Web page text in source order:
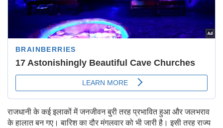
राजधानी के कई इलाकों में जनजीवन बुरी तरह प्रभावित हुआ और जलभराव
के हालात बन गए। बारिश का दौर मंगलवार को भी जारी है। इसी तरह राज्य